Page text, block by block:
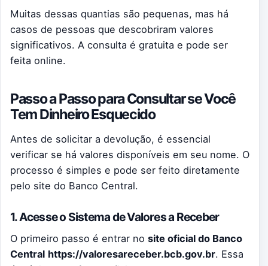
Muitas dessas quantias são pequenas, mas há
casos de pessoas que descobriram valores
significativos. A consulta é gratuita e pode ser
feita online.
Passo a Passo para Consultar se Você
Tem Dinheiro Esquecido
Antes de solicitar a devolução, é essencial
verificar se há valores disponíveis em seu nome. O
processo é simples e pode ser feito diretamente
pelo site do Banco Central.
1. Acesse o Sistema de Valores a Receber
O primeiro passo é entrar no site oficial do Banco
Central https://valoresareceber.bcb.gov.br. Essa